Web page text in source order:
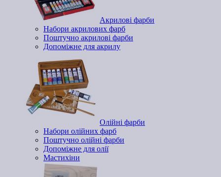
Акрилові фарби
Набори акрилових фарб
Поштучно акрилові фарби
Допоміжне для акрилу
Олійні фарби
Набори олійних фарб
Поштучно олійні фарби
Допоміжне для олії
Мастихіни